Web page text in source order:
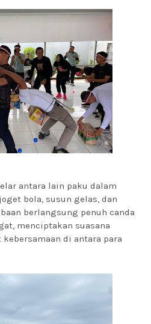
antara lain paku dalam
bola, susun gelas, dan
berlangsung penuh canda
menciptakan suasana
di antara para